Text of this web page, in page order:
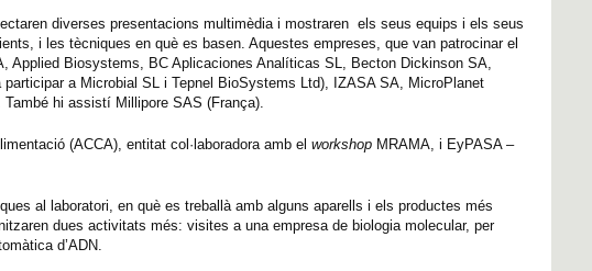
diverses presentacions multimèdia i mostraren els seus equips i els seus
i les tècniques en què es basen. Aquestes empreses, que van patrocinar el
Applied Biosystems, BC Aplicaciones Analíticas SL, Becton Dickinson SA,
a Microbial SL i Tepnel BioSystems Ltd), IZASA SA, MicroPlanet
hi assistí Millipore SAS (França).
(ACCA), entitat col·laboradora amb el workshop MRAMA, i EyPASA –
al laboratori, en què es treballà amb alguns aparells i els productes més
dues activitats més: visites a una empresa de biologia molecular, per
d’ADN.